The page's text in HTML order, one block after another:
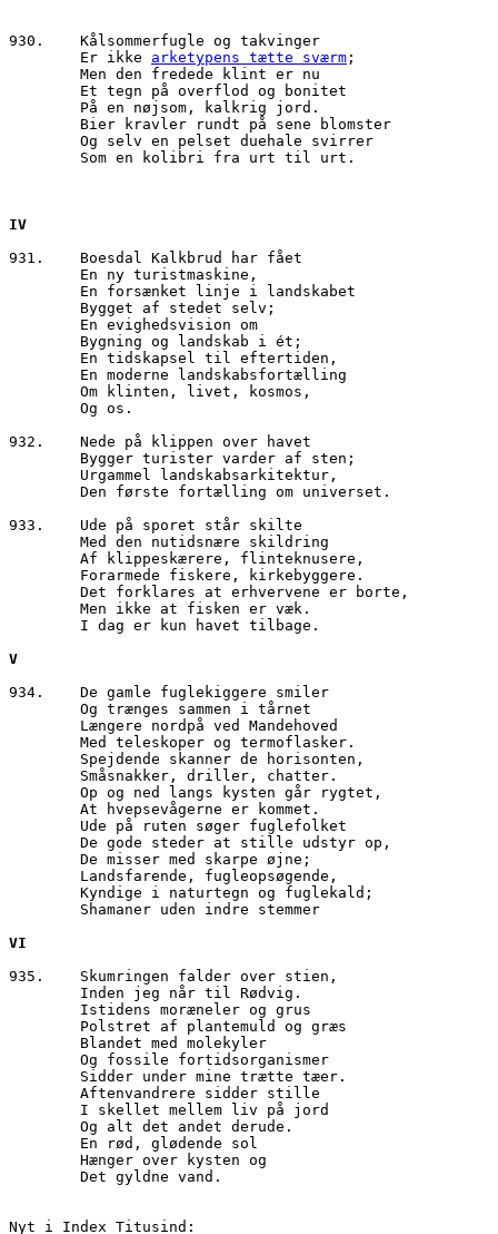
930.	Kålsommerfugle og takvinger
        Er ikke
arketypens tætte sværm ;
        Men den fredede klint er nu
        Et tegn på overflod og bonitet
        På en nøjsom, kalkrig jord.
        Bier kravler rundt på sene blomster
        Og selv en pelset duehale svirrer
        Som en kolibri fra urt til urt.
IV
931.	Boesdal Kalkbrud har fået
        En ny turistmaskine,
        En forsænket linje i landskabet
        Bygget af stedet selv;
        En evighedsvision om
        Bygning og landskab i ét;
        En tidskapsel til eftertiden,
        En moderne landskabsfortælling
        Om klinten, livet, kosmos,
        Og os.
932.	Nede på klippen over havet
        Bygger turister varder af sten;
        Urgammel landskabsarkitektur,
        Den første fortælling om universet.
933.	Ude på sporet står skilte
        Med den nutidsnære skildring
        Af klippeskærere, flinteknusere,
        Forarmede fiskere, kirkebyggere.
        Det forklares at erhvervene er borte,
        Men ikke at fisken er væk.
        I dag er kun havet tilbage.
V
934.	De gamle fuglekiggere smiler
        Og trænges sammen i tårnet
        Længere nordpå ved Mandehoved
        Med teleskoper og termoflasker.
        Spejdende skanner de horisonten,
        Småsnakker, driller, chatter.
        Op og ned langs kysten går rygtet,
        At hvepsevågerne er kommet.
        Ude på ruten søger fuglefolket
        De gode steder at stille udstyr op,
        De misser med skarpe øjne;
        Landsfarende, fugleopsøgende,
        Kyndige i naturtegn og fuglekald;
        Shamaner uden indre stemmer
VI
935.	Skumringen falder over stien,
        Inden jeg når til Rødvig.
        Istidens moræneler og grus
        Polstret af plantemuld og græs
        Blandet med molekyler
        Og fossile fortidsorganismer
        Sidder under mine trætte tæer.
        Aftenvandrere sidder stille
        I skellet mellem liv på jord
        Og alt det andet derude.
        En rød, glødende sol
        Hænger over kysten og
        Det gyldne vand.
Nyt i Index Titusind: